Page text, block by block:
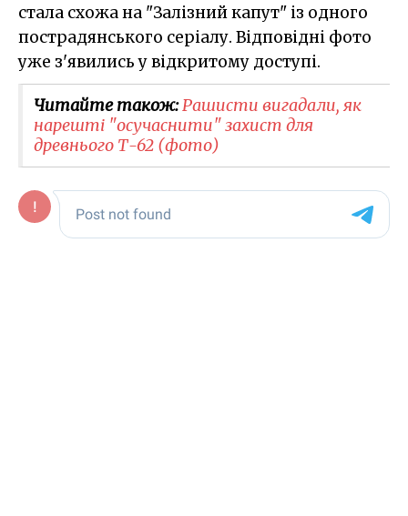
стала схожа на "Залізний капут" із одного
пострадянського серіалу. Відповідні фото
уже з'явились у відкритому доступі.
Читайте також:Рашисти вигадали, як
нарешті "осучаснити" захист для
древнього Т-62 (фото)